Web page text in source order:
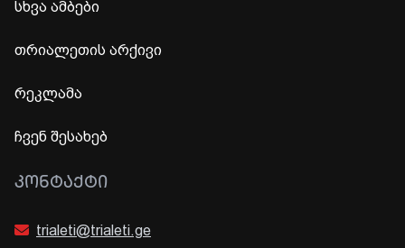
სხვა ამბები
თრიალეთის არქივი
რეკლამა
ჩვენ შესახებ
ᲙᲝᲜᲢᲐᲥᲢᲘ
trialeti@trialeti.ge